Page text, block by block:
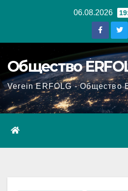
06.08.2026
Общество
Verein ERFOLG - Общество